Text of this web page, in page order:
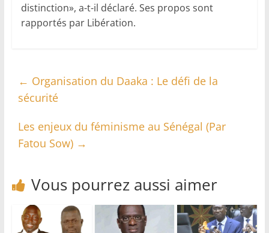
distinction», a-t-il déclaré. Ses propos sont
rapportés par Libération.
← Organisation du Daaka : Le défi de la
sécurité
Les enjeux du féminisme au Sénégal (Par
Fatou Sow) →
Vous pourrez aussi aimer